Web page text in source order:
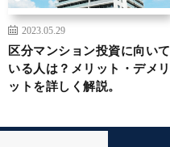
2023.05.29
区分マンション投資に向いて
いる人は？メリット・デメリ
ットを詳しく解説。